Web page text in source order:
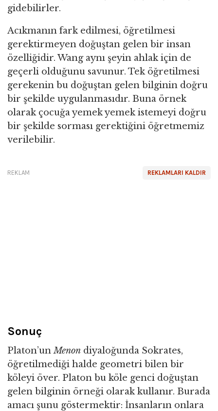
gidebilirler.
Acıkmanın fark edilmesi, öğretilmesi
gerektirmeyen doğuştan gelen bir insan
özelliğidir. Wang aynı şeyin ahlak için de
geçerli olduğunu savunur. Tek öğretilmesi
gerekenin bu doğuştan gelen bilginin doğru
bir şekilde uygulanmasıdır. Buna örnek
olarak çocuğa yemek yemek istemeyi doğru
bir şekilde sorması gerektiğini öğretmemiz
verilebilir.
REKLAMLARI KALDIR
REKLAM
Sonuç
Platon’unMenon diyaloğunda Sokrates,
öğretilmediği halde geometri bilen bir
köleyi över. Platon bu köle genci doğuştan
gelen bilginin örneği olarak kullanır. Burada
amacı şunu göstermektir: İnsanların onlara